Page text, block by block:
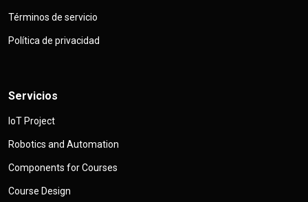
Términos de servicio
Política de privacidad
Servicios
IoT Project
Robotics and Automation
Components for Courses
Course Design